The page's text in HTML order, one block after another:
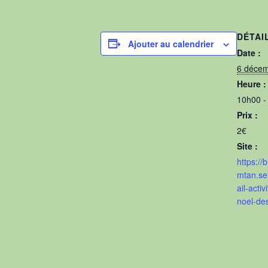
Ajouter au calendrier
Date :
6
Heure :
10h00
Prix :
2€
Site :
https://
ail-
noel-